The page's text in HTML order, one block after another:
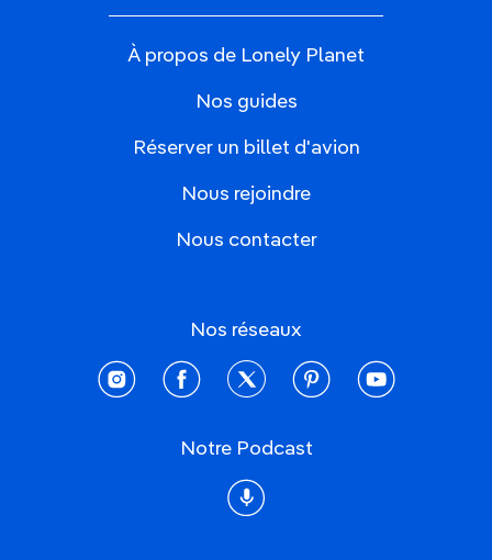
À propos de Lonely Planet
Nos guides
Réserver un billet d'avion
Nous rejoindre
Nous contacter
Nos réseaux
instagramfacebooktwitter pinterestyoutube
Notre Podcast
Podcast